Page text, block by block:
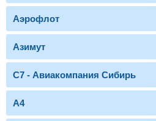
Аэрофлот
Азимут
С7 - Авиакомпания Сибирь
А4